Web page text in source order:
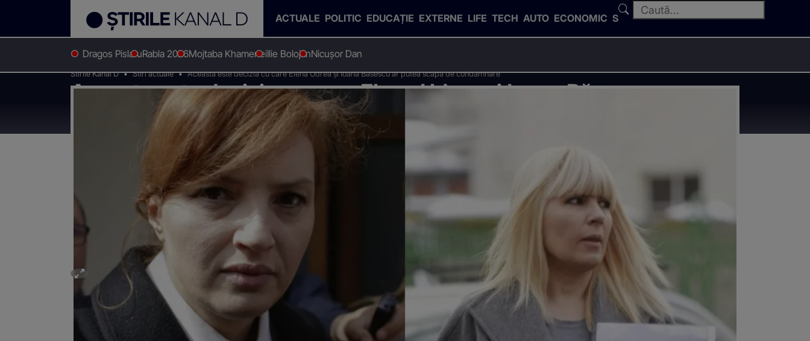
ACTUALE POLITIC EDUCAȚIE EXTERNE LIFE TECH AUTO ECONOMIC SPORT
Dragos PislaruRabla 2026Mojtaba KhameneiIlie BolojanNicușor Dan
Stirile Kanal D Stiri actuale Aceasta este decizia cu care Elena Udrea şi Ioana Băsescu ar putea scăpa de condamnare
Aceasta este decizia cu care Elena Udrea şi Ioana Băsescu
ar putea scăpa de condamnare